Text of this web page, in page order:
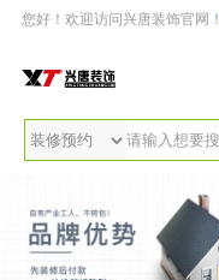
您好！欢迎访问兴唐装饰官网！